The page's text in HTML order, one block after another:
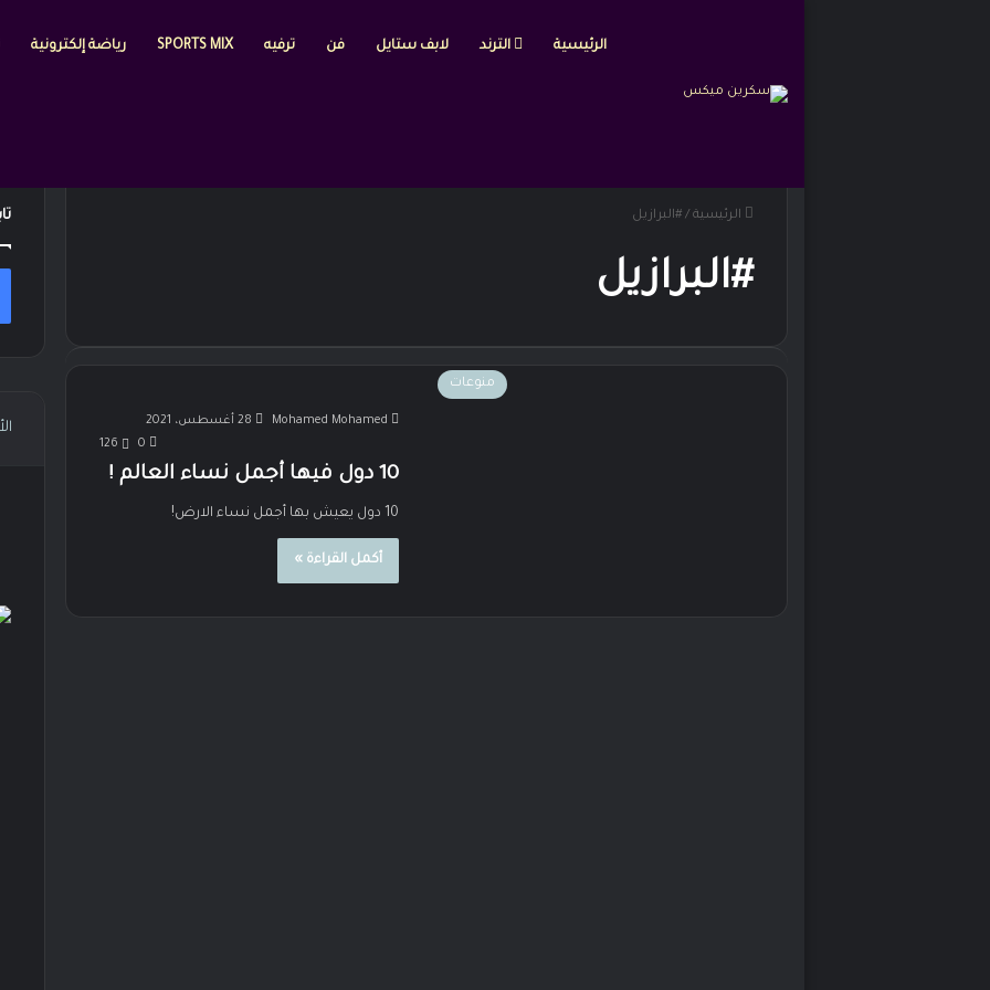
الرئيسية الترند لابف ستايل فن ترفيه SPORTS MIX رياضة إلكترونية
الرئيسية / #البرازيل
#البرازيل
منوعات
Mohamed Mohamed
28 أغسطس، 2021
0
126
10 دول فيها أجمل نساء العالم !
10 دول يعيش بها أجمل نساء الارض!
أكمل القراءة »